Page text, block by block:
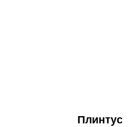
Плинтус